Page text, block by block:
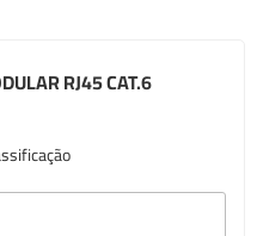
RJ45 CAT.6